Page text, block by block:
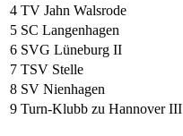
4 TV Jahn Walsrode
5 SC Langenhagen
6 SVG Lüneburg II
7 TSV Stelle
8 SV Nienhagen
9 Turn-Klubb zu Hannover III